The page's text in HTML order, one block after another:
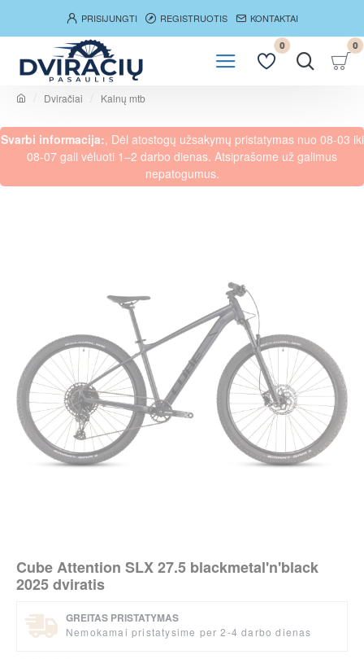
PRISIJUNGTI REGISTRUOTIS KONTAKTAI
0 0
o
m
Dviračiai Kalnų mtb
Svarbi informacija:, Dėl atostogų užsakymų pristatymas nuo 08-03 iki
08-07 gali vėluoti 1–2 darbo dienas. Atsiprašome už galimus
nepatogumus.
Cube Attention SLX 27.5 blackmetal'n'black
2025 dviratis
GREITAS PRISTATYMAS
Nemokamai pristatysime per 2-4 darbo dienas